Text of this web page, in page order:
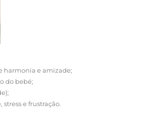
harmonia e amizade;
do bebé;
e frustração.